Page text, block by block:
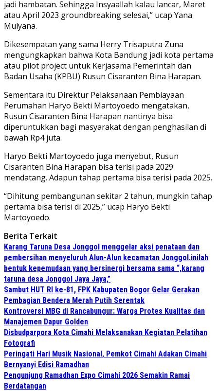
jadi hambatan. Sehingga Insyaallah kalau lancar, Maret
atau April 2023 groundbreaking selesai,” ucap Yana
Mulyana.
Dikesempatan yang sama Herry Trisaputra Zuna
mengungkapkan bahwa Kota Bandung jadi kota pertama
atau pilot project untuk Kerjasama Pemerintah dan
Badan Usaha (KPBU) Rusun Cisaranten Bina Harapan.
Sementara itu Direktur Pelaksanaan Pembiayaan
Perumahan Haryo Bekti Martoyoedo mengatakan,
Rusun Cisaranten Bina Harapan nantinya bisa
diperuntukkan bagi masyarakat dengan penghasilan di
bawah Rp4 juta.
Haryo Bekti Martoyoedo juga menyebut, Rusun
Cisaranten Bina Harapan bisa terisi pada 2029
mendatang. Adapun tahap pertama bisa terisi pada 2025.
“Dihitung pembangunan sekitar 2 tahun, mungkin tahap
pertama bisa terisi di 2025,” ucap Haryo Bekti
Martoyoedo.
Berita Terkait
Karang Taruna Desa Jonggol menggelar aksi penataan dan
pembersihan menyeluruh Alun-Alun kecamatan Jonggol.inilah
bentuk kepemudaan yang bersinergi bersama sama “,karang
taruna desa Jonggol Jaya Jaya,”
Sambut HUT RI ke-81, FPK Kabupaten Bogor Gelar Gerakan
Pembagian Bendera Merah Putih Serentak
Kontroversi MBG di Rancabungur: Warga Protes Kualitas dan
Manajemen Dapur Golden
Disbudparpora Kota Cimahi Melaksanakan Kegiatan Pelatihan
Fotografi
Peringati Hari Musik Nasional, Pemkot Cimahi Adakan Cimahi
Bernyanyi Edisi Ramadhan
Pengunjung Ramadhan Expo Cimahi 2026 Semakin Ramai
Berdatangan